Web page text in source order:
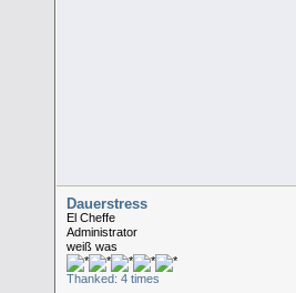
Dauerstress
El Cheffe
Administrator
weiß was
Thanked: 4 times